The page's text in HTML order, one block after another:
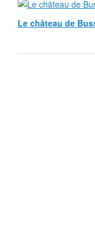
Le château de